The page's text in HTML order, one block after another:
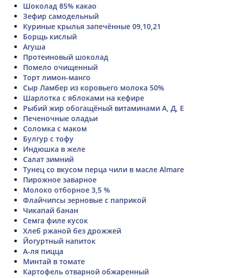
Шоколад 85% какао
Зефир самодельный
Куриные крылья запечённые 09,10,21
Борщь кислый
Агуша
Протеиновый шоколад
Помело очищенный
Торт лимон-манго
Сыр Ламбер из коровьего молока 50%
Шарлотка с яблоками на кефире
Рыбий жир обогащёный витаминами А, Д, Е
Печеночные оладьи
Соломка с маком
Булгур с тофу
Индюшка в желе
Салат зимний
Тунец со вкусом перца чили в масле Almare
Пирожное заварное
Молоко отборное 3,5 %
Флайчипсы зерновые с паприкой
Чикапай банан
Семга филе кусок
Хлеб ржаной без дрожжей
Йогуртный напиток
А-ля пицца
Минтай в томате
Картофель отварной обжаренный